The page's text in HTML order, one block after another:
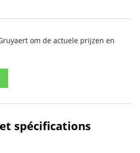
om de actuele prijzen en
spécifications